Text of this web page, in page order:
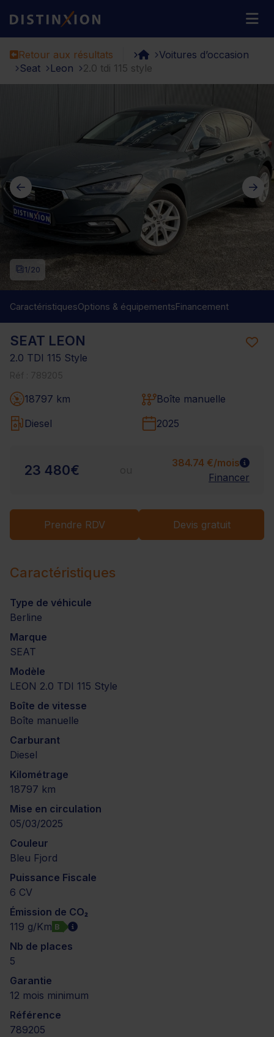
Distinxion
Retour aux résultats
Voitures d’occasion
Seat
Leon 2.0 tdi 115 style
SEAT LEON
2.0 TDI 115 Style
18797 km
Boîte manuelle
Diesel
2025
23 480€
384.74 €/mois
Financer
Prendre RDV Devis gratuit
1/20
CaractéristiquesOptions & équipementsFinancement
Caractéristiques
Type de véhicule
Berline
Marque
SEAT
Modèle
LEON 2.0 TDI 115 Style
Boîte de vitesse
Boîte manuelle
Carburant
Diesel
Kilométrage
18797 km
Mise en circulation
05/03/2025
Couleur
Bleu Fjord
Puissance Fiscale
6 CV
Émission de CO₂
119 g/Km B
Nb de places
5
Garantie
12 mois minimum
Référence
789205